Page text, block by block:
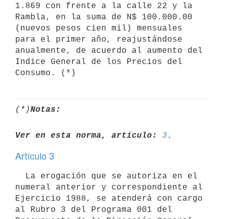
1.869 con frente a la calle 22 y la
Rambla, en la suma de N$ 100.000.00
(nuevos pesos cien mil) mensuales
para el primer año, reajustándose
anualmente, de acuerdo al aumento del
Indice General de los Precios del
(*)Notas:
Ver en esta norma, artículo: 3
Artículo 3
numeral anterior y correspondiente al
Ejercicio 1988, se atenderá con cargo
al Rubro 3 del Programa 001 del